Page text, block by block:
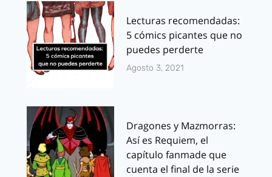
Lecturas recomendadas:
5 cómics picantes que no
puedes perderte
Agosto 3, 2021
Dragones y Mazmorras:
Así es Requiem, el
capítulo fanmade que
cuenta el final de la serie